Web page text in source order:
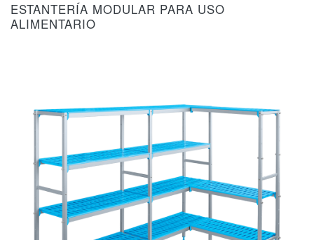
ESTANTERÍA MODULAR PARA USO
ALIMENTARIO